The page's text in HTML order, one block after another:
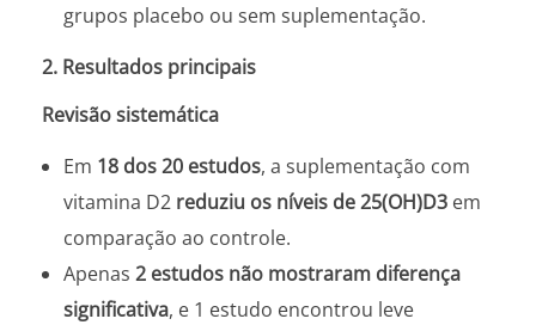
grupos placebo ou sem suplementação.
2. Resultados principais
Revisão sistemática
Em 18 dos 20 estudos, a suplementação com
vitamina D2 reduziu os níveis de 25(OH)D3em
comparação ao controle.
Apenas 2 estudos não mostraram diferença
significativa, e 1 estudo encontrou leve